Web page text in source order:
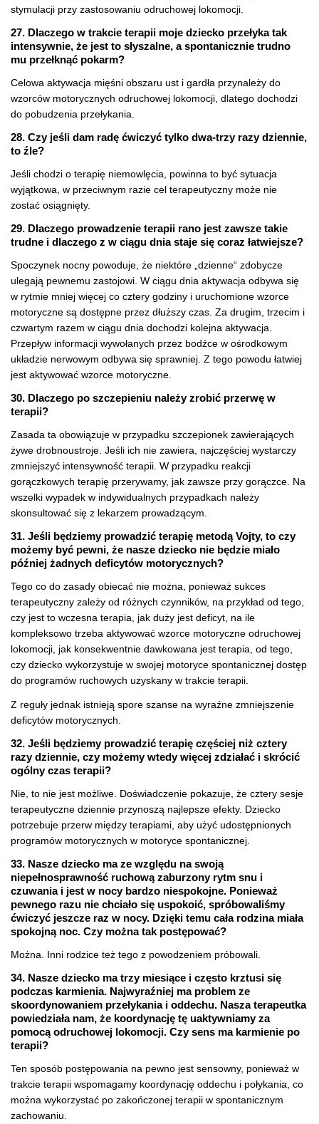
stymulacji przy zastosowaniu odruchowej lokomocji.
27. Dlaczego w trakcie terapii moje dziecko przełyka tak
intensywnie, że jest to słyszalne, a spontanicznie trudno
mu przełknąć pokarm?
Celowa aktywacja mięśni obszaru ust i gardła przynależy do
wzorców motorycznych odruchowej lokomocji, dlatego dochodzi
do pobudzenia przełykania.
28. Czy jeśli dam radę ćwiczyć tylko dwa-trzy razy dziennie,
to źle?
Jeśli chodzi o terapię niemowlęcia, powinna to być sytuacja
wyjątkowa, w przeciwnym razie cel terapeutyczny może nie
zostać osiągnięty.
29. Dlaczego prowadzenie terapii rano jest zawsze takie
trudne i dlaczego z w ciągu dnia staje się coraz łatwiejsze?
Spoczynek nocny powoduje, że niektóre „dzienne“ zdobycze
ulegają pewnemu zastojowi. W ciągu dnia aktywacja odbywa się
w rytmie mniej więcej co cztery godziny i uruchomione wzorce
motoryczne są dostępne przez dłuższy czas. Za drugim, trzecim i
czwartym razem w ciągu dnia dochodzi kolejna aktywacja.
Przepływ informacji wywołanych przez bodźce w ośrodkowym
układzie nerwowym odbywa się sprawniej. Z tego powodu łatwiej
jest aktywować wzorce motoryczne.
30. Dlaczego po szczepieniu należy zrobić przerwę w
terapii?
Zasada ta obowiązuje w przypadku szczepionek zawierających
żywe drobnoustroje. Jeśli ich nie zawiera, najczęściej wystarczy
zmniejszyć intensywność terapii. W przypadku reakcji
gorączkowych terapię przerywamy, jak zawsze przy gorączce. Na
wszelki wypadek w indywidualnych przypadkach należy
skonsultować się z lekarzem prowadzącym.
31. Jeśli będziemy prowadzić terapię metodą Vojty, to czy
możemy być pewni, że nasze dziecko nie będzie miało
później żadnych deficytów motorycznych?
Tego co do zasady obiecać nie można, ponieważ sukces
terapeutyczny zależy od różnych czynników, na przykład od tego,
czy jest to wczesna terapia, jak duży jest deficyt, na ile
kompleksowo trzeba aktywować wzorce motoryczne odruchowej
lokomocji, jak konsekwentnie dawkowana jest terapia, od tego,
czy dziecko wykorzystuje w swojej motoryce spontanicznej dostęp
do programów ruchowych uzyskany w trakcie terapii.
Z reguły jednak istnieją spore szanse na wyraźne zmniejszenie
deficytów motorycznych.
32. Jeśli będziemy prowadzić terapię częściej niż cztery
razy dziennie, czy możemy wtedy więcej zdziałać i skrócić
ogólny czas terapii?
Nie, to nie jest możliwe. Doświadczenie pokazuje, że cztery sesje
terapeutyczne dziennie przynoszą najlepsze efekty. Dziecko
potrzebuje przerw między terapiami, aby użyć udostępnionych
programów motorycznych w motoryce spontanicznej.
33. Nasze dziecko ma ze względu na swoją
niepełnosprawność ruchową zaburzony rytm snu i
czuwania i jest w nocy bardzo niespokojne. Ponieważ
pewnego razu nie chciało się uspokoić, spróbowaliśmy
ćwiczyć jeszcze raz w nocy. Dzięki temu cała rodzina miała
spokojną noc. Czy można tak postępować?
Można. Inni rodzice też tego z powodzeniem próbowali.
34. Nasze dziecko ma trzy miesiące i często krztusi się
podczas karmienia. Najwyraźniej ma problem ze
skoordynowaniem przełykania i oddechu. Nasza terapeutka
powiedziała nam, że koordynację tę uaktywniamy za
pomocą odruchowej lokomocji. Czy sens ma karmienie po
terapii?
Ten sposób postępowania na pewno jest sensowny, ponieważ w
trakcie terapii wspomagamy koordynację oddechu i połykania, co
można wykorzystać po zakończonej terapii w spontanicznym
zachowaniu.